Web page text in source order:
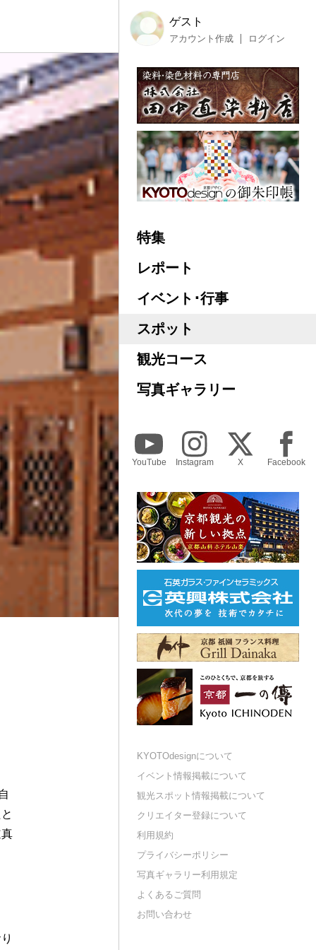
ゲスト
アカウント作成 ログイン
特集
レポート
イベント･行事
スポット
観光コース
写真ギャラリー
YouTube Instagram X Facebook
KYOTOdesignについて
イベント情報掲載について
観光スポット情報掲載について
クリエイター登録について
利用規約
プライバシーポリシー
写真ギャラリー利用規定
よくあるご質問
お問い合わせ